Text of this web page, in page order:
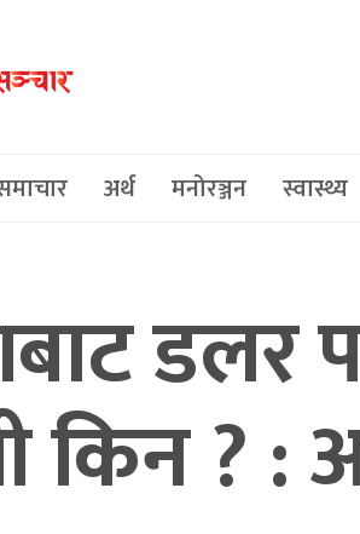
अर्थ मनोरञ्जन स्वास्थ्य
डलर
किन ? :